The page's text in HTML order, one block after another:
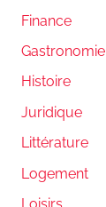
Finance
Gastronomie
Histoire
Juridique
Littérature
Logement